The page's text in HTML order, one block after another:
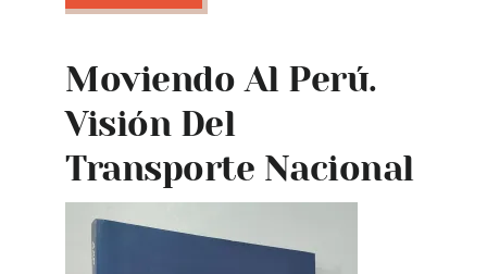
Moviendo Al Perú.
Visión Del
Transporte Nacional